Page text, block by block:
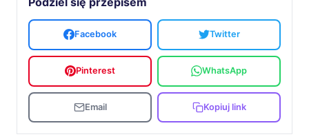
Facebook Twitter
Pinterest WhatsApp
Email Kopiuj link